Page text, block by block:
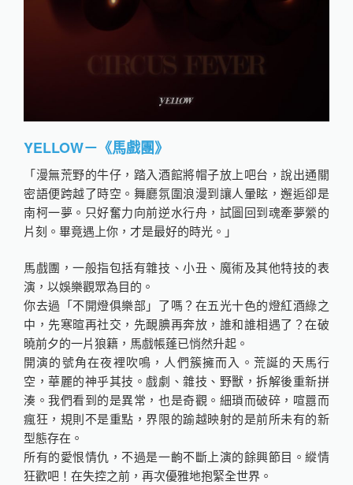
YELLOW－《馬戲團》
「漫無荒野的牛仔，踏入酒館將帽子放上吧台，說出通關
密語便跨越了時空。舞廳氛圍浪漫到讓人暈眩，邂逅卻是
南柯一夢。只好奮力向前逆水行舟，試圖回到魂牽夢縈的
片刻。畢竟遇上你，才是最好的時光。」
馬戲團，一般指包括有雜技、小丑、魔術及其他特技的表
演，以娛樂觀眾為目的。
你去過「不開燈俱樂部」了嗎？在五光十色的燈紅酒綠之
中，先寒暄再社交，先靦腆再奔放，誰和誰相遇了？在破
曉前夕的一片狼籍，馬戲帳蓬已悄然升起。
開演的號角在夜裡吹鳴，人們簇擁而入。荒誕的天馬行
空，華麗的神乎其技。戲劇、雜技、野獸，拆解後重新拼
湊。我們看到的是異常，也是奇觀。細瑣而破碎，喧囂而
瘋狂，規則不是重點，界限的踰越映射的是前所未有的新
型態存在。
所有的愛恨情仇，不過是一齣不斷上演的餘興節目。縱情
狂歡吧！在失控之前，再次優雅地抱緊全世界。